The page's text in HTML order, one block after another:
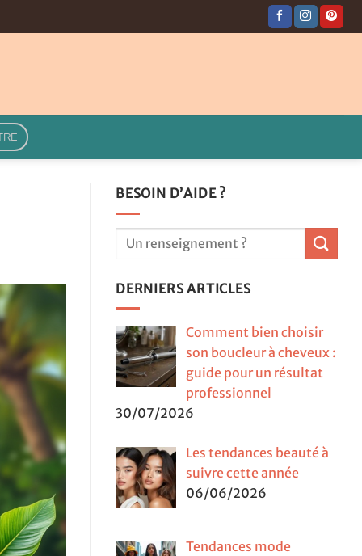
BESOIN D’AIDE ?
DERNIERS ARTICLES
Comment bien choisir
son boucleur à cheveux :
guide pour un résultat
professionnel
30/07/2026
Les tendances beauté à
suivre cette année
06/06/2026
Tendances mode